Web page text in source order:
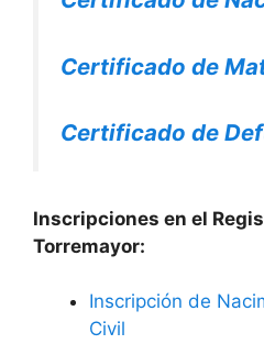
Certificado de
Certificado de
Inscripciones en el
Torremayor:
Inscripción de
Civil